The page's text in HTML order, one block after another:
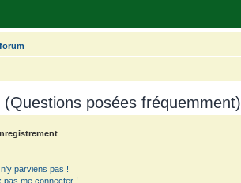
posées fréquemment)
parviens pas !
pas me connecter !